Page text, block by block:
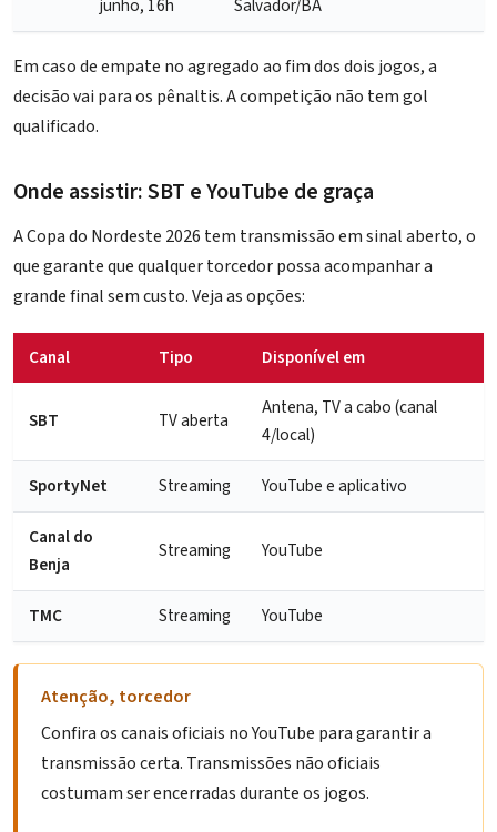
junho, 16h
Salvador/BA
Em caso de empate no agregado ao fim dos dois jogos, a
decisão vai para os pênaltis. A competição não tem gol
qualificado.
Onde assistir: SBT e YouTube de graça
A Copa do Nordeste 2026 tem transmissão em sinal aberto, o
que garante que qualquer torcedor possa acompanhar a
grande final sem custo. Veja as opções:
Canal Tipo Disponível em
SBT TV aberta
Antena, TV a cabo (canal
4/local)
SportyNet Streaming YouTube e aplicativo
Canal do
Benja
Streaming YouTube
TMC Streaming YouTube
Atenção, torcedor
Confira os canais oficiais no YouTube para garantir a
transmissão certa. Transmissões não oficiais
costumam ser encerradas durante os jogos.